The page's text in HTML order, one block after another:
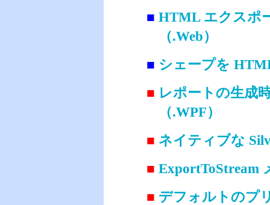
■ HTML エクスポ
（.Web）
■ シェープを
■ レポートの生成
（.WPF）
■ ネイティブな
■ ExportToStream
■ デフォルトのプ